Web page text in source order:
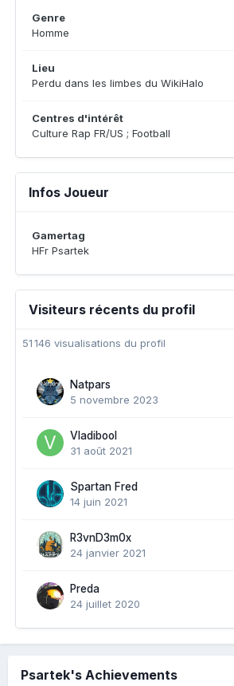
Genre
Homme
Lieu
Perdu dans les limbes du WikiHalo
Centres d'intérêt
Culture Rap FR/US ; Football
Infos Joueur
Gamertag
HFr Psartek
Visiteurs récents du profil
51 146 visualisations du profil
Natpars
5 novembre 2023
Vladibool
31 août 2021
Spartan Fred
14 juin 2021
R3vnD3m0x
24 janvier 2021
Preda
24 juillet 2020
Psartek's Achievements